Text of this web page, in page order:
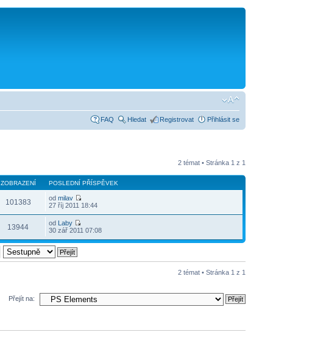
FAQ Hledat Registrovat Přihlásit se
2 témat • Stránka 1 z 1
ZOBRAZENÍ POSLEDNÍ PŘÍSPĚVEK
101383 od milav
27 říj 2011 18:44
13944 od Laby
30 zář 2011 07:08
2 témat • Stránka 1 z 1
Přejít na: